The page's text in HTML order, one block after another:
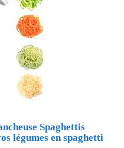
Spaghettis
légumes en spaghetti